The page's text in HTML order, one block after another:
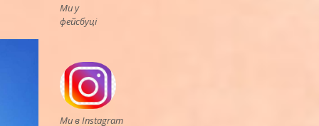
Ми у
фейсбуці
Ми в Instagram